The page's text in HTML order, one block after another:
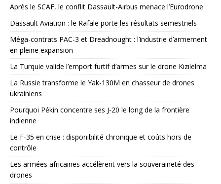
Après le SCAF, le conflit Dassault-Airbus menace l’Eurodrone
Dassault Aviation : le Rafale porte les résultats semestriels
Méga-contrats PAC-3 et Dreadnought : l’industrie d’armement
en pleine expansion
La Turquie valide l’emport furtif d’armes sur le drone Kızılelma
La Russie transforme le Yak-130M en chasseur de drones
ukrainiens
Pourquoi Pékin concentre ses J-20 le long de la frontière
indienne
Le F-35 en crise : disponibilité chronique et coûts hors de
contrôle
Les armées africaines accélèrent vers la souveraineté des
drones